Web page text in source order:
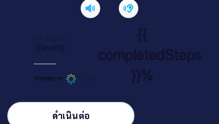
YOUR LEVEL
{{level}}
{{
completedSteps
}}%
ดำเนินต่อ